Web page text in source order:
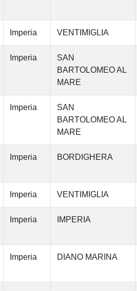
Imperia VENTIMIGLIA
Imperia
SAN
BARTOLOMEO AL
MARE
Imperia
SAN
BARTOLOMEO AL
MARE
Imperia BORDIGHERA
Imperia VENTIMIGLIA
Imperia IMPERIA
Imperia DIANO MARINA